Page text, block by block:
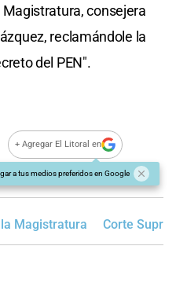
consejera
reclamándole la
del PEN".
+ Agregar El Litoral en
a tus medios preferidos en Google
Magistratura Corte